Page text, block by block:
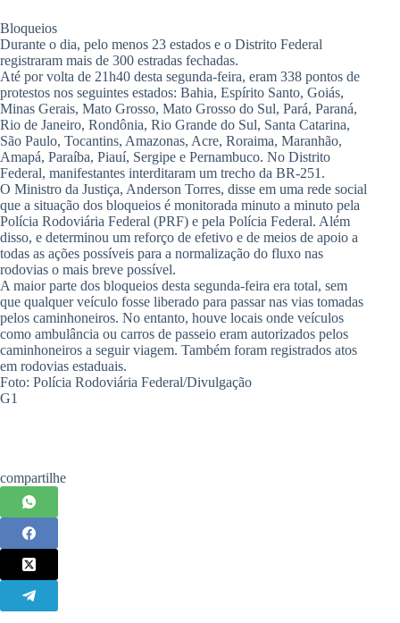
Bloqueios
Durante o dia, pelo menos 23 estados e o Distrito Federal
registraram mais de 300 estradas fechadas.
Até por volta de 21h40 desta segunda-feira, eram 338 pontos de
protestos nos seguintes estados: Bahia, Espírito Santo, Goiás,
Minas Gerais, Mato Grosso, Mato Grosso do Sul, Pará, Paraná,
Rio de Janeiro, Rondônia, Rio Grande do Sul, Santa Catarina,
São Paulo, Tocantins, Amazonas, Acre, Roraima, Maranhão,
Amapá, Paraíba, Piauí, Sergipe e Pernambuco. No Distrito
Federal, manifestantes interditaram um trecho da BR-251.
O Ministro da Justiça, Anderson Torres, disse em uma rede social
que a situação dos bloqueios é monitorada minuto a minuto pela
Polícia Rodoviária Federal (PRF) e pela Polícia Federal. Além
disso, e determinou um reforço de efetivo e de meios de apoio a
todas as ações possíveis para a normalização do fluxo nas
rodovias o mais breve possível.
A maior parte dos bloqueios desta segunda-feira era total, sem
que qualquer veículo fosse liberado para passar nas vias tomadas
pelos caminhoneiros. No entanto, houve locais onde veículos
como ambulância ou carros de passeio eram autorizados pelos
caminhoneiros a seguir viagem. Também foram registrados atos
em rodovias estaduais.
Foto: Polícia Rodoviária Federal/Divulgação
G1
compartilhe